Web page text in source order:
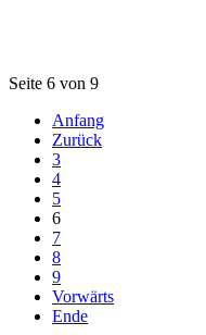
Seite 6 von 9
Anfang
Zurück
3
4
5
6
7
8
9
Vorwärts
Ende